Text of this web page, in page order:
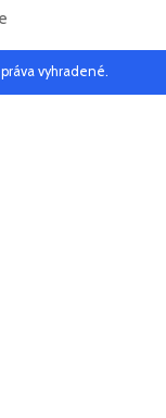
vyhradené.